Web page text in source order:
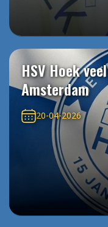
HSV Hoek
Amsterdam
20-04-2026